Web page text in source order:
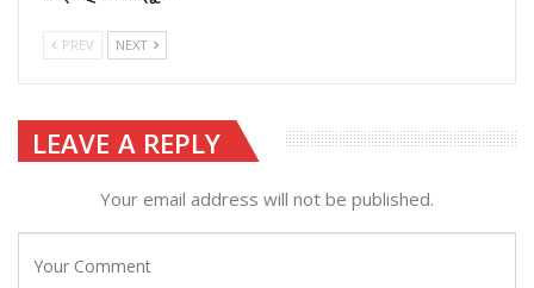
PREV NEXT
LEAVE A REPLY
Your email address will not be published.